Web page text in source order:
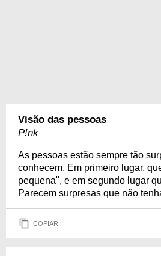
Visão das pessoas
P!nk
As pessoas estão sempre tão
conhecem. Em primeiro lugar,
pequena", e em segundo lugar
Parecem surpresas que não
COPIAR